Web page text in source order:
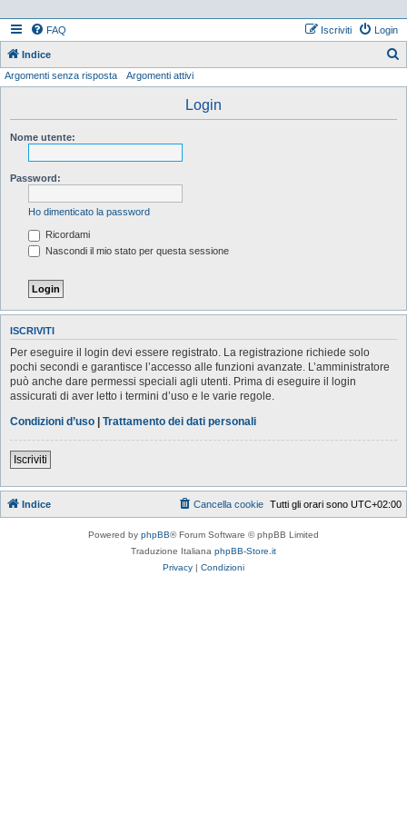
FAQ Login
Iscriviti
Indice
Argomenti senza risposta Argomenti attivi
Login
Nome utente:
Password:
Ho dimenticato la password
Ricordami
Nascondi il mio stato per questa sessione
ISCRIVITI
Per eseguire il login devi essere registrato. La registrazione richiede solo
pochi secondi e garantisce l’accesso alle funzioni avanzate. L’amministratore
può anche dare permessi speciali agli utenti. Prima di eseguire il login
assicurati di aver letto i termini d’uso e le varie regole.
Condizioni d’uso | Trattamento dei dati personali
Iscriviti
Indice Tutti gli orari sono UTC+02:00
Cancella cookie
Powered by phpBB® Forum Software © phpBB Limited
Traduzione Italiana phpBB-Store.it
Privacy | Condizioni